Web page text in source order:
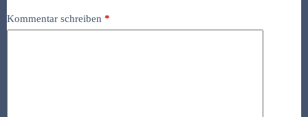
Kommentar schreiben *